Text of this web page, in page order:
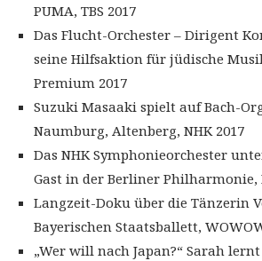
PUMA, TBS 2017
Das Flucht-Orchester – Dirigent
seine Hilfsaktion für jüdische
Premium 2017
Suzuki Masaaki spielt auf Bach-
Naumburg, Altenberg, NHK 2017
Das NHK Symphonieorchester
Gast in der Berliner Philharmonie,
Langzeit-Doku über die Tänzerin
Bayerischen Staatsballett,
„Wer will nach Japan?“ Sarah